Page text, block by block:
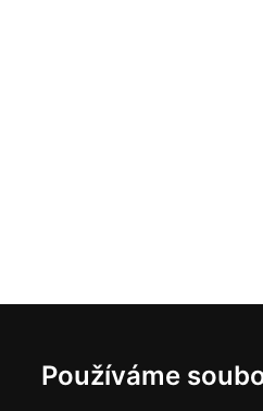
Používáme